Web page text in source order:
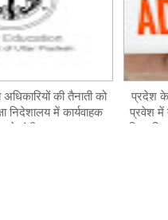
अधिकारियों की तैनाती को
निदेशालय में कार्यवाहक
उठे गंभीर सवाल
प्रदेश के
प्रवेश में
शिक्षा